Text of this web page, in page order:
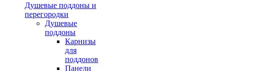
Душевые поддоны и
перегородки
Душевые
поддоны
Карнизы
для
поддонов
Панели